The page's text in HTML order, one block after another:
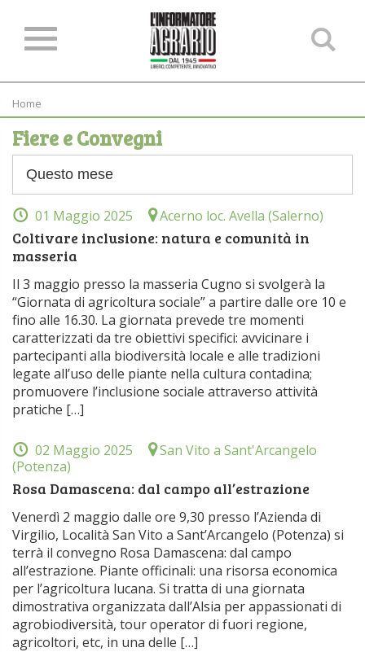
Home
Fiere e Convegni
01 Maggio 2025 Acerno loc. Avella (Salerno)
Coltivare inclusione: natura e comunità in
masseria
Il 3 maggio presso la masseria Cugno si svolgerà la
“Giornata di agricoltura sociale” a partire dalle ore 10 e
fino alle 16.30. La giornata prevede tre momenti
caratterizzati da tre obiettivi specifici: avvicinare i
partecipanti alla biodiversità locale e alle tradizioni
legate all’uso delle piante nella cultura contadina;
promuovere l’inclusione sociale attraverso attività
pratiche […]
02 Maggio 2025
San Vito a Sant'Arcangelo
(Potenza)
Rosa Damascena: dal campo all’estrazione
Venerdì 2 maggio dalle ore 9,30 presso l’Azienda di
Virgilio, Località San Vito a Sant’Arcangelo (Potenza) si
terrà il convegno Rosa Damascena: dal campo
all’estrazione. Piante officinali: una risorsa economica
per l’agricoltura lucana. Si tratta di una giornata
dimostrativa organizzata dall’Alsia per appassionati di
agrobiodiversità, tour operator di fuori regione,
agricoltori, etc, in una delle […]